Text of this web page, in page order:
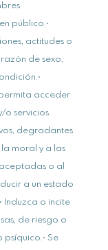
público.•
actitudes o
de sexo,
acceder
o servicios
degradantes
moral y a las
o al
a un estado
Induzca o incite
de riesgo o
Se